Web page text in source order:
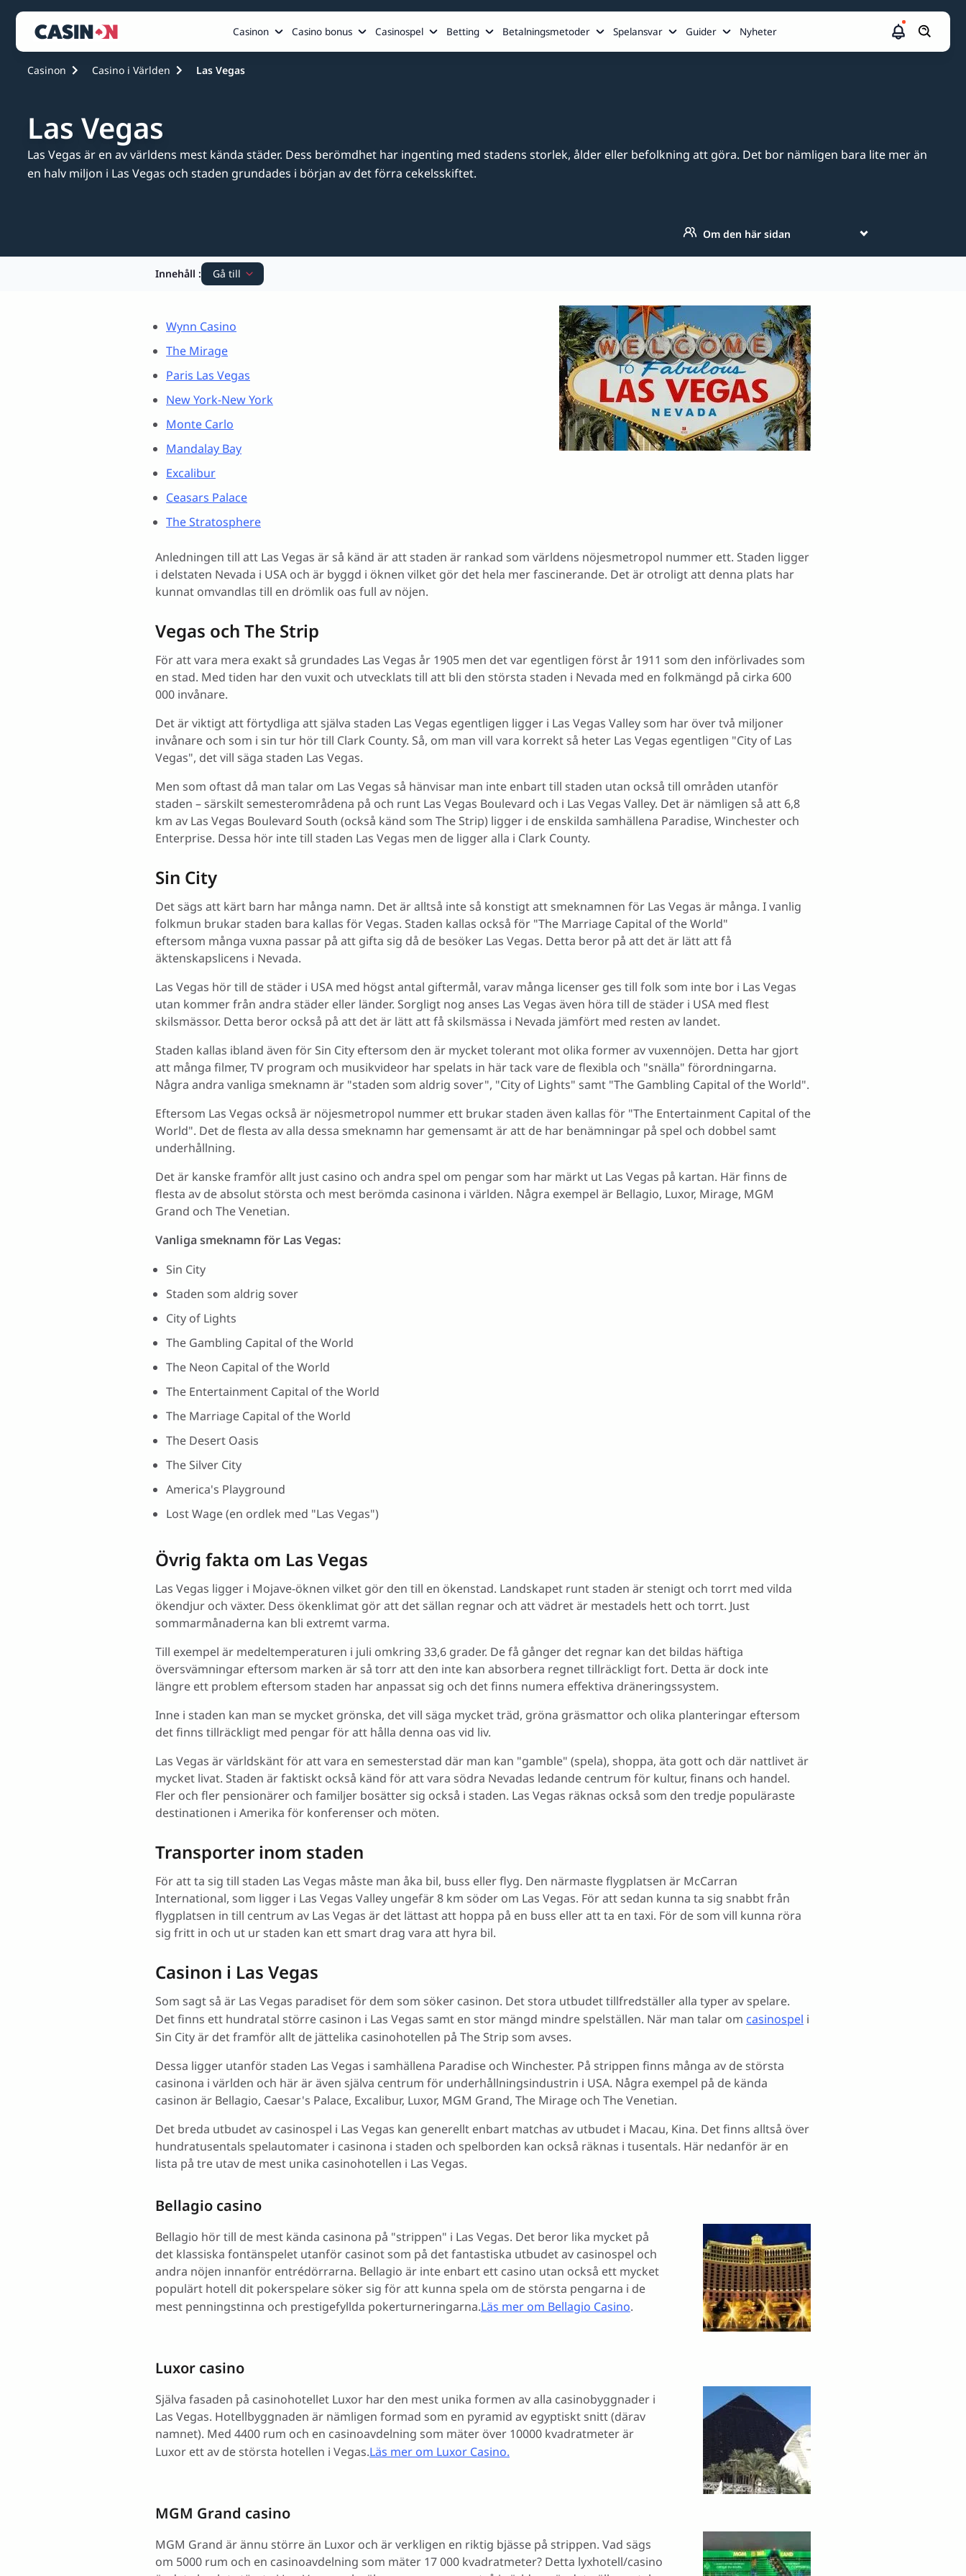
Casinon Casino bonus Casinospel Betting Betalningsmetoder Spelansvar Guider Nyheter
Casinon Casino i Världen Las Vegas
Las Vegas
Las Vegas är en av världens mest kända städer. Dess berömdhet har ingenting med stadens storlek, ålder eller befolkning att göra. Det bor nämligen bara lite mer än
en halv miljon i Las Vegas och staden grundades i början av det förra cekelsskiftet.
Om den här sidan
Innehåll : Gå till
Övrig fakta om Las Vegas
Transporter inom staden
Casinon i Las Vegas
Wynn Casino
The Mirage
Paris Las Vegas
New York-New York
Monte Carlo
Mandalay Bay
Excalibur
Ceasars Palace
The Stratosphere
Anledningen till att Las Vegas är så känd är att staden är rankad som världens nöjesmetropol nummer ett. Staden ligger
i delstaten Nevada i USA och är byggd i öknen vilket gör det hela mer fascinerande. Det är otroligt att denna plats har
kunnat omvandlas till en drömlik oas full av nöjen.
Vegas och The Strip
För att vara mera exakt så grundades Las Vegas år 1905 men det var egentligen först år 1911 som den införlivades som
en stad. Med tiden har den vuxit och utvecklats till att bli den största staden i Nevada med en folkmängd på cirka 600
000 invånare.
Det är viktigt att förtydliga att själva staden Las Vegas egentligen ligger i Las Vegas Valley som har över två miljoner
invånare och som i sin tur hör till Clark County. Så, om man vill vara korrekt så heter Las Vegas egentligen "City of Las
Vegas", det vill säga staden Las Vegas.
Men som oftast då man talar om Las Vegas så hänvisar man inte enbart till staden utan också till områden utanför
staden – särskilt semesterområdena på och runt Las Vegas Boulevard och i Las Vegas Valley. Det är nämligen så att 6,8
km av Las Vegas Boulevard South (också känd som The Strip) ligger i de enskilda samhällena Paradise, Winchester och
Enterprise. Dessa hör inte till staden Las Vegas men de ligger alla i Clark County.
Sin City
Det sägs att kärt barn har många namn. Det är alltså inte så konstigt att smeknamnen för Las Vegas är många. I vanlig
folkmun brukar staden bara kallas för Vegas. Staden kallas också för "The Marriage Capital of the World"
eftersom många vuxna passar på att gifta sig då de besöker Las Vegas. Detta beror på att det är lätt att få
äktenskapslicens i Nevada.
Las Vegas hör till de städer i USA med högst antal giftermål, varav många licenser ges till folk som inte bor i Las Vegas
utan kommer från andra städer eller länder. Sorgligt nog anses Las Vegas även höra till de städer i USA med flest
skilsmässor. Detta beror också på att det är lätt att få skilsmässa i Nevada jämfört med resten av landet.
Staden kallas ibland även för Sin City eftersom den är mycket tolerant mot olika former av vuxennöjen. Detta har gjort
att många filmer, TV program och musikvideor har spelats in här tack vare de flexibla och "snälla" förordningarna.
Några andra vanliga smeknamn är "staden som aldrig sover", "City of Lights" samt "The Gambling Capital of the World".
Eftersom Las Vegas också är nöjesmetropol nummer ett brukar staden även kallas för "The Entertainment Capital of the
World". Det de flesta av alla dessa smeknamn har gemensamt är att de har benämningar på spel och dobbel samt
underhållning.
Det är kanske framför allt just casino och andra spel om pengar som har märkt ut Las Vegas på kartan. Här finns de
flesta av de absolut största och mest berömda casinona i världen. Några exempel är Bellagio, Luxor, Mirage, MGM
Grand och The Venetian.
Vanliga smeknamn för Las Vegas:
Sin City
Staden som aldrig sover
City of Lights
The Gambling Capital of the World
The Neon Capital of the World
The Entertainment Capital of the World
The Marriage Capital of the World
The Desert Oasis
The Silver City
America's Playground
Lost Wage (en ordlek med "Las Vegas")
Övrig fakta om Las Vegas
Las Vegas ligger i Mojave-öknen vilket gör den till en ökenstad. Landskapet runt staden är stenigt och torrt med vilda
ökendjur och växter. Dess ökenklimat gör att det sällan regnar och att vädret är mestadels hett och torrt. Just
sommarmånaderna kan bli extremt varma.
Till exempel är medeltemperaturen i juli omkring 33,6 grader. De få gånger det regnar kan det bildas häftiga
översvämningar eftersom marken är så torr att den inte kan absorbera regnet tillräckligt fort. Detta är dock inte
längre ett problem eftersom staden har anpassat sig och det finns numera effektiva dräneringssystem.
Inne i staden kan man se mycket grönska, det vill säga mycket träd, gröna gräsmattor och olika planteringar eftersom
det finns tillräckligt med pengar för att hålla denna oas vid liv.
Las Vegas är världskänt för att vara en semesterstad där man kan "gamble" (spela), shoppa, äta gott och där nattlivet är
mycket livat. Staden är faktiskt också känd för att vara södra Nevadas ledande centrum för kultur, finans och handel.
Fler och fler pensionärer och familjer bosätter sig också i staden. Las Vegas räknas också som den tredje populäraste
destinationen i Amerika för konferenser och möten.
Transporter inom staden
För att ta sig till staden Las Vegas måste man åka bil, buss eller flyg. Den närmaste flygplatsen är McCarran
International, som ligger i Las Vegas Valley ungefär 8 km söder om Las Vegas. För att sedan kunna ta sig snabbt från
flygplatsen in till centrum av Las Vegas är det lättast att hoppa på en buss eller att ta en taxi. För de som vill kunna röra
sig fritt in och ut ur staden kan ett smart drag vara att hyra bil.
Casinon i Las Vegas
Som sagt så är Las Vegas paradiset för dem som söker casinon. Det stora utbudet tillfredställer alla typer av spelare.
Det finns ett hundratal större casinon i Las Vegas samt en stor mängd mindre spelställen. När man talar om casinospel i
Sin City är det framför allt de jättelika casinohotellen på The Strip som avses.
Dessa ligger utanför staden Las Vegas i samhällena Paradise och Winchester. På strippen finns många av de största
casinona i världen och här är även själva centrum för underhållningsindustrin i USA. Några exempel på de kända
casinon är Bellagio, Caesar's Palace, Excalibur, Luxor, MGM Grand, The Mirage och The Venetian.
Det breda utbudet av casinospel i Las Vegas kan generellt enbart matchas av utbudet i Macau, Kina. Det finns alltså över
hundratusentals spelautomater i casinona i staden och spelborden kan också räknas i tusentals. Här nedanför är en
lista på tre utav de mest unika casinohotellen i Las Vegas.
Bellagio casino
Bellagio hör till de mest kända casinona på "strippen" i Las Vegas. Det beror lika mycket på
det klassiska fontänspelet utanför casinot som på det fantastiska utbudet av casinospel och
andra nöjen innanför entrédörrarna. Bellagio är inte enbart ett casino utan också ett mycket
populärt hotell dit pokerspelare söker sig för att kunna spela om de största pengarna i de
mest penningstinna och prestigefyllda pokerturneringarna.Läs mer om Bellagio Casino.
Luxor casino
Själva fasaden på casinohotellet Luxor har den mest unika formen av alla casinobyggnader i
Las Vegas. Hotellbyggnaden är nämligen formad som en pyramid av egyptiskt snitt (därav
namnet). Med 4400 rum och en casinoavdelning som mäter över 10000 kvadratmeter är
Luxor ett av de största hotellen i Vegas.Läs mer om Luxor Casino.
MGM Grand casino
MGM Grand är ännu större än Luxor och är verkligen en riktig bjässe på strippen. Vad sägs
om 5000 rum och en casinoavdelning som mäter 17 000 kvadratmeter? Detta lyxhotell/casino